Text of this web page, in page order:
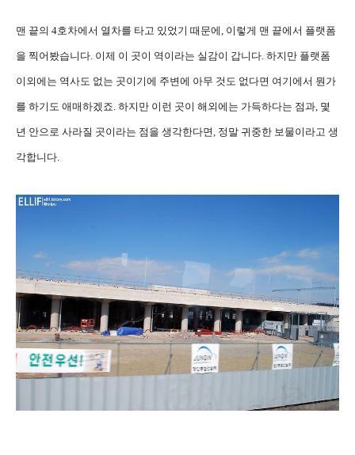
맨 끝의 4호차에서 열차를 타고 있었기 때문에, 이렇게 맨 끝에서 플랫폼
을 찍어봤습니다. 이제 이 곳이 역이라는 실감이 갑니다. 하지만 플랫폼
이외에는 역사도 없는 곳이기에 주변에 아무 것도 없다면 여기에서 뭔가
를 하기도 애매하겠죠. 하지만 이런 곳이 해외에는 가득하다는 점과, 몇
년 안으로 사라질 곳이라는 점을 생각한다면, 정말 귀중한 보물이라고 생
각합니다.